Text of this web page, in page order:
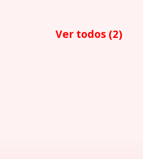
Ver todos (2)